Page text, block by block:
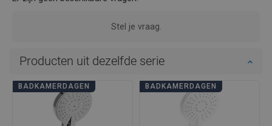
Stel je vraag.
Producten uit dezelfde serie
BADKAMERDAGEN BADKAMERDAGEN